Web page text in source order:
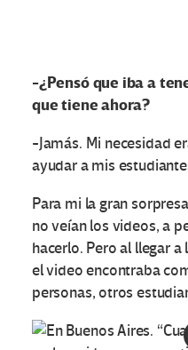
-¿Pensó que iba a
que tiene ahora?
-Jamás. Mi necesidad
ayudar a mis
Para mi la gran
no veían los videos, a
hacerlo. Pero al llegar
el video encontraba
personas, otros